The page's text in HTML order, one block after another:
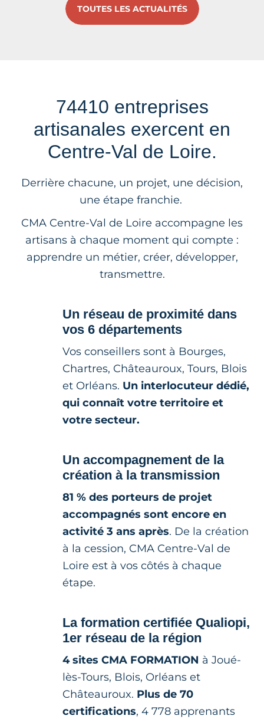
TOUTES LES ACTUALITÉS
74410 entreprises
artisanales exercent en
Centre-Val de Loire.
Derrière chacune, un projet, une décision,
une étape franchie.
CMA Centre-Val de Loire accompagne les
artisans à chaque moment qui compte :
apprendre un métier, créer, développer,
transmettre.
Un réseau de proximité dans
vos 6 départements
Vos conseillers sont à Bourges,
Chartres, Châteauroux, Tours, Blois
et Orléans. Un interlocuteur dédié,
qui connaît votre territoire et
votre secteur.
Un accompagnement de la
création à la transmission
81 % des porteurs de projet
accompagnés sont encore en
activité 3 ans après. De la création
à la cession, CMA Centre-Val de
Loire est à vos côtés à chaque
étape.
La formation certifiée Qualiopi,
1er réseau de la région
4 sites CMA FORMATION à Joué-
lès-Tours, Blois, Orléans et
Châteauroux. Plus de 70
certifications, 4 778 apprenants